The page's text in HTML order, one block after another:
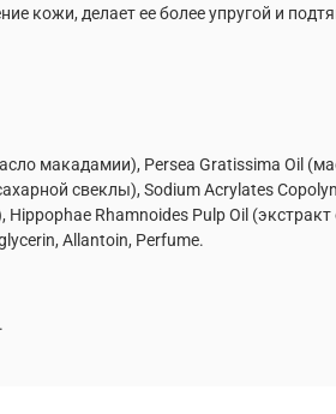
кожи, делает ее более упругой и
макадамии), Persea Gratissima Oil
свеклы), Sodium Acrylates
Rhamnoides Pulp Oil
Allantoin, Perfume.